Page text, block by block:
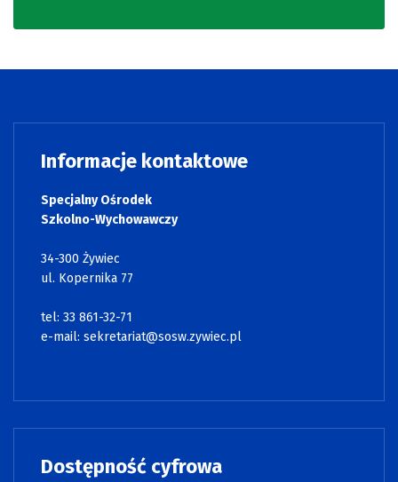
Informacje kontaktowe
Specjalny Ośrodek
Szkolno-Wychowawczy
34-300 Żywiec
ul. Kopernika 77
tel: 33 861-32-71
e-mail: sekretariat@sosw.zywiec.pl
Dostępność cyfrowa